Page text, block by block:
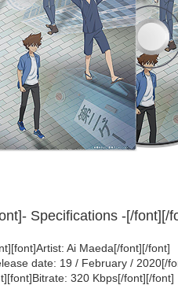
Specifications -[/font][/
Ai Maeda[/font][/font]
date: 19 / February / 2020[/
320 Kbps[/font][/font]